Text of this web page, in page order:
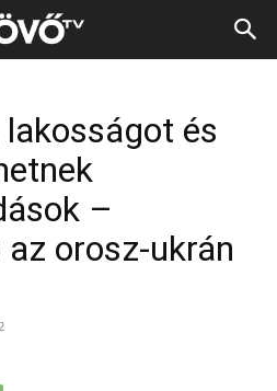
és
–
orosz-ukrán